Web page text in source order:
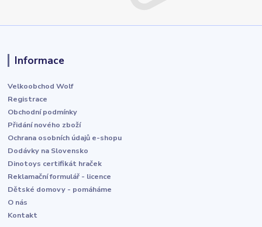
Informace
Velkoobchod Wolf
Registrace
Obchodní podmínky
Přidání nového zboží
Ochrana osobních údajů e-shopu
Dodávky na Slovensko
Dinotoys certifikát hraček
Reklamační formulář - licence
Dětské domovy - pomáháme
O nás
Kontakt